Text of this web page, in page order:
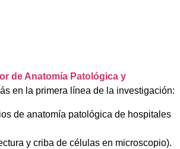
de Anatomía Patológica y
en la primera línea de la investigación:
de anatomía patológica de hospitales
y criba de células en microscopio).